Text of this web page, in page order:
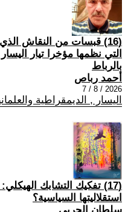
(16) قبسات من النقاش
التي نظمها مؤخرا تيار
بالرباط
أحمد رباص
2026 / 8 / 7
اليسار , الديمقراطية
(17) تفكيك التشابك
استقلاليتها السياسية؟